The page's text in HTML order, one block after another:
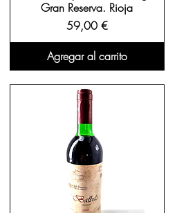
muy apreciadas por
Si estás buscando un
auténtica y con
Gran Reserva. Rioja
Precio
59,00 €
Agregar al carrito